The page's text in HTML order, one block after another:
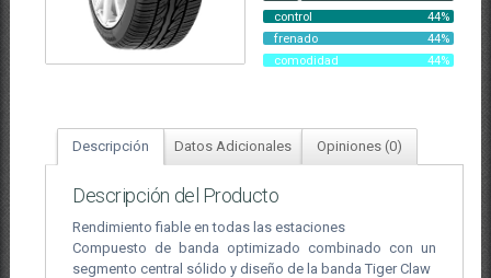
control
44%
frenado
44%
comodidad
44%
Descripción Datos Adicionales Opiniones (0)
Descripción del Producto
Rendimiento fiable en todas las estaciones
Compuesto de banda optimizado combinado con un
segmento central sólido y diseño de la banda Tiger Claw